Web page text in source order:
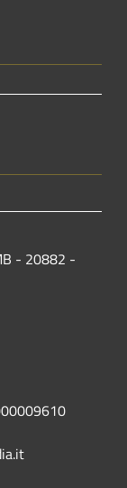
- 20882 -